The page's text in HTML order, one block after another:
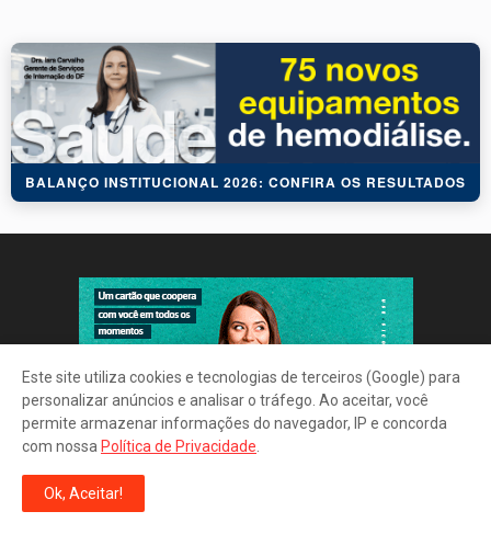
BALANÇO INSTITUCIONAL 2026: CONFIRA OS RESULTADOS
Este site utiliza cookies e tecnologias de terceiros (Google) para
personalizar anúncios e analisar o tráfego. Ao aceitar, você
permite armazenar informações do navegador, IP e concorda
com nossa Política de Privacidade
Ok, Aceitar!